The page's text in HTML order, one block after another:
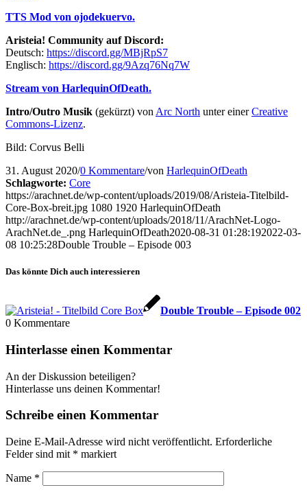
TTS Mod von ojodekuervo.
Aristeia! Community auf Discord:
Deutsch: https://discord.gg/MBjRpS7
Englisch: https://discord.gg/9Azq76Nq7W
Stream von HarlequinOfDeath.
Intro/Outro Musik (gekürzt) von Arc North unter einerCreative
Commons-Lizenz.
Bild: Corvus Belli
31. August 2020/0 Kommentare/von HarlequinOfDeath
Schlagworte: Core
https://arachnet.de/wp-content/uploads/2019/08/Aristeia-Titelbild-
Core-Box-breit.jpg 1080 1920 HarlequinOfDeath
http://arachnet.de/wp-content/uploads/2018/11/ArachNet-Logo-
ArachNet.de_.png HarlequinOfDeath2020-08-31 01:28:192022-03-
08 10:25:28Double Trouble – Episode 003
Das könnte Dich auch interessieren
Double Trouble – Episode 002
0 Kommentare
Hinterlasse einen Kommentar
An der Diskussion beteiligen?
Hinterlasse uns deinen Kommentar!
Schreibe einen Kommentar
Deine E-Mail-Adresse wird nicht veröffentlicht. Erforderliche
Felder sind mit * markiert
Name *